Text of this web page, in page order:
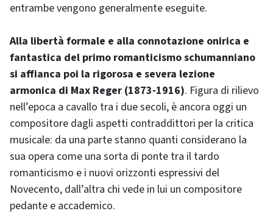
entrambe vengono generalmente eseguite.
Alla libertà formale e alla connotazione onirica e
fantastica del primo romanticismo schumanniano
si affianca poi la rigorosa e severa lezione
armonica di Max Reger (1873-1916). Figura di rilievo
nell’epoca a cavallo tra i due secoli, è ancora oggi un
compositore dagli aspetti contraddittori per la critica
musicale: da una parte stanno quanti considerano la
sua opera come una sorta di ponte tra il tardo
romanticismo e i nuovi orizzonti espressivi del
Novecento, dall’altra chi vede in lui un compositore
pedante e accademico.